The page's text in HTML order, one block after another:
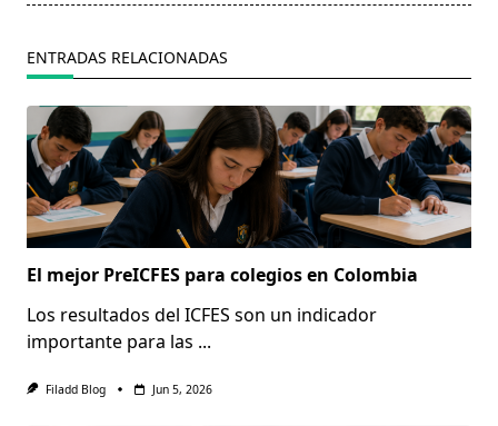
ENTRADAS RELACIONADAS
El mejor PreICFES para colegios en Colombia
Los resultados del ICFES son un indicador
importante para las ...
Filadd Blog Jun 5, 2026